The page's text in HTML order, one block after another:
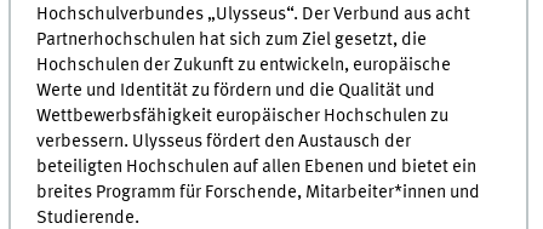
Hochschulverbundes „Ulysseus“. Der Verbund aus acht
Partnerhochschulen hat sich zum Ziel gesetzt, die
Hochschulen der Zukunft zu entwickeln, europäische
Werte und Identität zu fördern und die Qualität und
Wettbewerbsfähigkeit europäischer Hochschulen zu
verbessern. Ulysseus fördert den Austausch der
beteiligten Hochschulen auf allen Ebenen und bietet ein
breites Programm für Forschende, Mitarbeiter*innen und
Studierende.